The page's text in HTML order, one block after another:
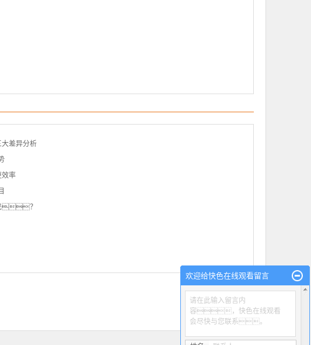
大差异分析
效率
？
欢迎给快色在线观看留言
请在此输入留言内
容，快色在线观看
会尽快与您联系。